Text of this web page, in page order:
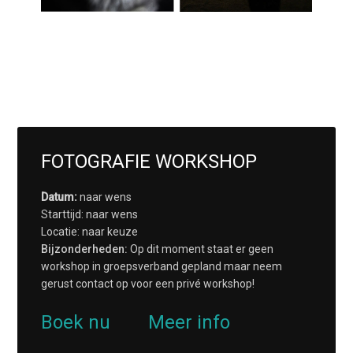
FOTOGRAFIE WORKSHOP
Datum:naar wens
Starttijd: naar wens
Locatie: naar keuze
Bijzonderheden: Op dit moment staat er geen
workshop in groepsverband gepland maar neem
gerust contact op voor een privé workshop!
Boek nu Meer info